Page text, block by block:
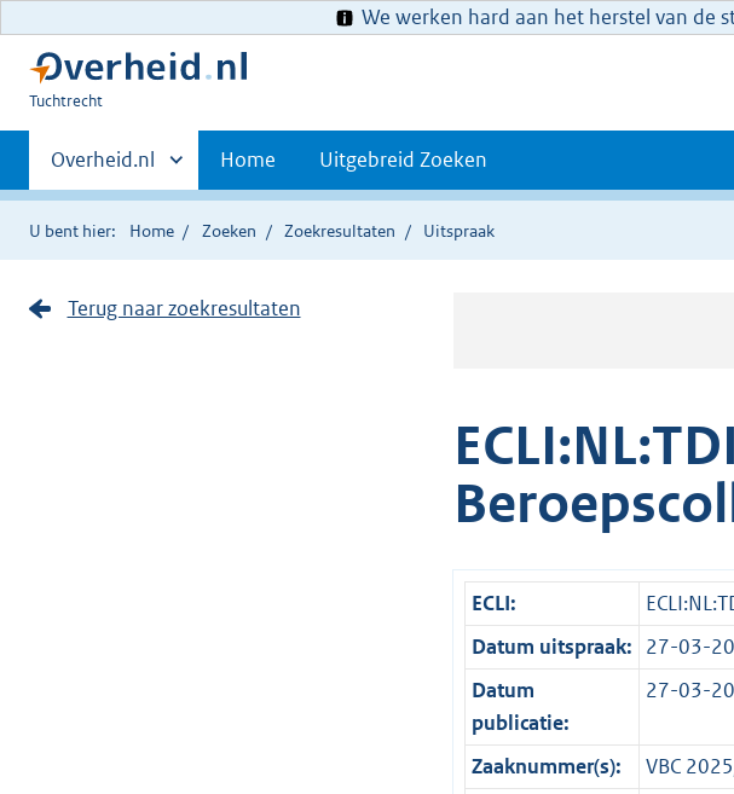
We werken hard aan het herstel van de
U
hier:
Tuchtrecht
Primaire
navigatie
Andere
sites
binnen
Overheid.nl Home Uitgebreid Zoeken
U bent hier: Home Zoeken Zoekresultaten Uitspraak
ECLI:
Datum uitspraak: 27-03-
Datum
publicatie:
27-03-
Zaaknummer(s):
VBC
Terug naar zoekresultaten